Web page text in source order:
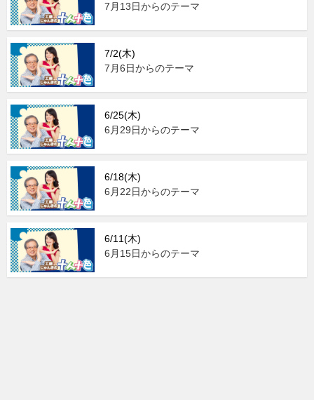
7月13日からのテーマ
7/2(木)
7月6日からのテーマ
6/25(木)
6月29日からのテーマ
6/18(木)
6月22日からのテーマ
6/11(木)
6月15日からのテーマ